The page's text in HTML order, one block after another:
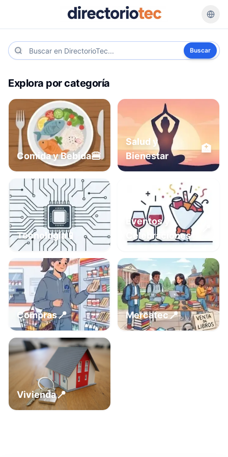
Buscar
Explora por categoría
Comida y Bebida🍔
Salud y
Bienestar
🏥
Tecnología📱
Eventos y
Celebraciones
Compras📍 Mercatec📍
Vivienda📍